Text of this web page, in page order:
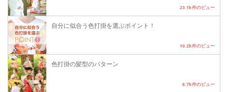
23.1k件のビュー
自分に似合う色打掛を選ぶポイント！
10.2k件のビュー
色打掛の髪型のパターン
8.7k件のビュー